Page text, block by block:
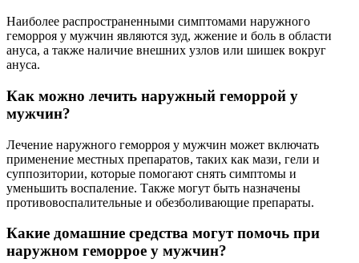
Наиболее распространенными симптомами наружного
геморроя у мужчин являются зуд, жжение и боль в области
ануса, а также наличие внешних узлов или шишек вокруг
ануса.
Как можно лечить наружный геморрой у
мужчин?
Лечение наружного геморроя у мужчин может включать
применение местных препаратов, таких как мази, гели и
суппозитории, которые помогают снять симптомы и
уменьшить воспаление. Также могут быть назначены
противовоспалительные и обезболивающие препараты.
Какие домашние средства могут помочь при
наружном геморрое у мужчин?